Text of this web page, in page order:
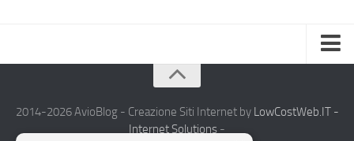
Chi Siamo
Notizie Estero
2014-2026 AvioBlog - Creazione Siti Internet by LowCostWeb.IT -
Internet Solutions -